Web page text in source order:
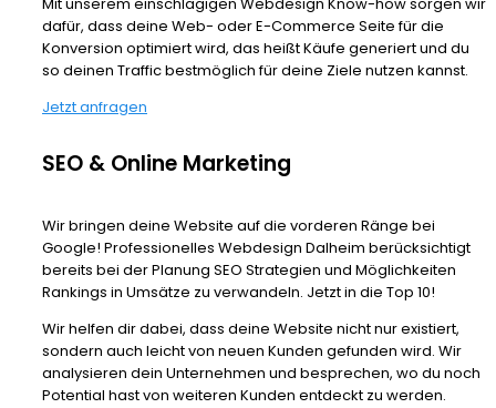
dafür, dass deine Web- oder E-Commerce Seite für die
Konversion optimiert wird, das heißt Käufe generiert und du
so deinen Traffic bestmöglich für deine Ziele nutzen kannst.
Jetzt anfragen
SEO & Online Marketing
Wir bringen deine Website auf die vorderen Ränge bei
Google! Professionelles Webdesign Dalheim berücksichtigt
bereits bei der Planung SEO Strategien und Möglichkeiten
Rankings in Umsätze zu verwandeln. Jetzt in die Top 10!
Wir helfen dir dabei, dass deine Website nicht nur existiert,
sondern auch leicht von neuen Kunden gefunden wird. Wir
analysieren dein Unternehmen und besprechen, wo du noch
Potential hast von weiteren Kunden entdeckt zu werden.